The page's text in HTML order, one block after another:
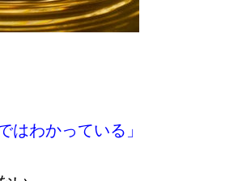
はわかっている」